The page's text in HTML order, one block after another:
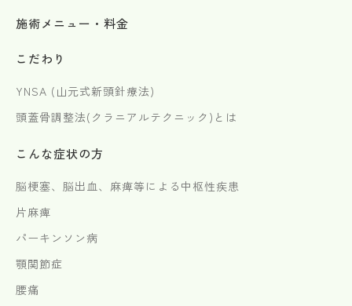
施術メニュー・料金
こだわり
YNSA (山元式新頭針療法)
頭蓋骨調整法(クラニアルテクニック)とは
こんな症状の方
脳梗塞、脳出血、麻痺等による中枢性疾患
片麻痺
パーキンソン病
顎関節症
腰痛